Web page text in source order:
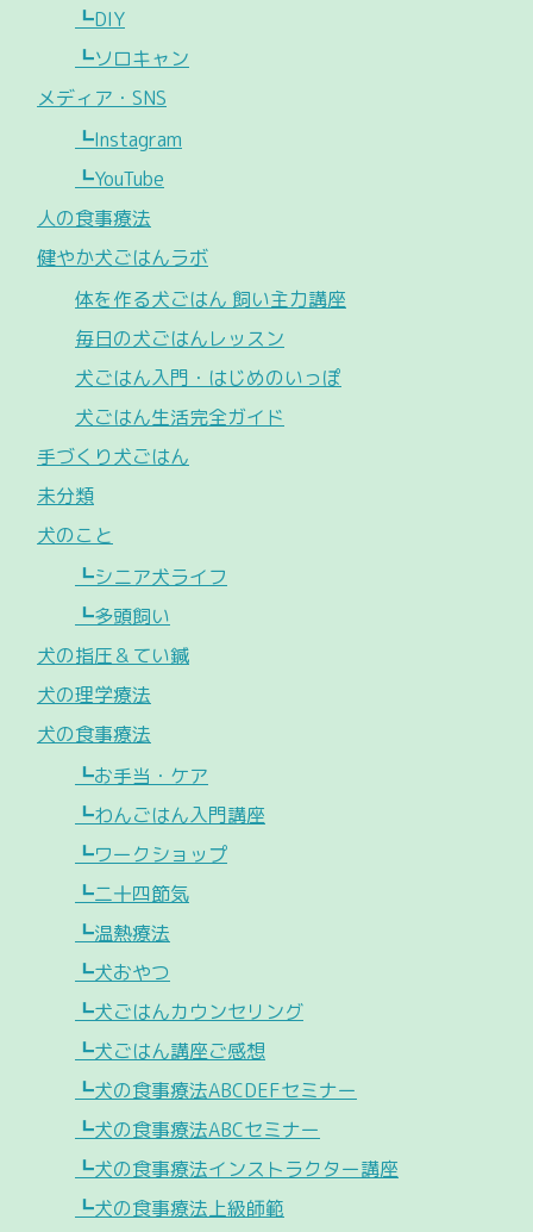
┗DIY
┗ソロキャン
メディア・SNS
┗Instagram
┗YouTube
人の食事療法
健やか犬ごはんラボ
体を作る犬ごはん 飼い主力講座
毎日の犬ごはんレッスン
犬ごはん入門・はじめのいっぽ
犬ごはん生活完全ガイド
手づくり犬ごはん
未分類
犬のこと
┗シニア犬ライフ
┗多頭飼い
犬の指圧＆てい鍼
犬の理学療法
犬の食事療法
┗お手当・ケア
┗わんごはん入門講座
┗ワークショップ
┗二十四節気
┗温熱療法
┗犬おやつ
┗犬ごはんカウンセリング
┗犬ごはん講座ご感想
┗犬の食事療法ABCDEFセミナー
┗犬の食事療法ABCセミナー
┗犬の食事療法インストラクター講座
┗犬の食事療法上級師範